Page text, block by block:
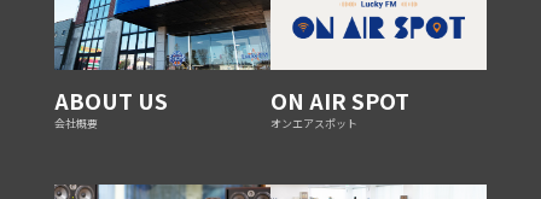
ABOUT US
会社概要
ON AIR SPOT
オンエアスポット